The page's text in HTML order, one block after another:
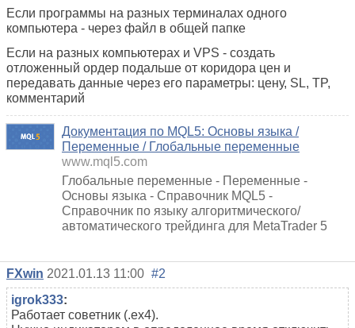
Если программы на разных терминалах одного
компьютера - через файл в общей папке
Если на разных компьютерах и VPS - создать
отложенный ордер подальше от коридора цен и
передавать данные через его параметры: цену, SL, TP,
комментарий
Документация по MQL5: Основы языка /
Переменные / Глобальные переменные
www.mql5.com
Глобальные переменные - Переменные -
Основы языка - Справочник MQL5 -
Справочник по языку алгоритмического/
автоматического трейдинга для MetaTrader 5
FXwin 2021.01.13 11:00 #2
igrok333:
Работает советник (.ex4).